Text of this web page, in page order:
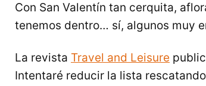
Con San Valentín tan cerquita,
tenemos dentro… sí, algunos muy
La revista Travel and Leisure
Intentaré reducir la lista